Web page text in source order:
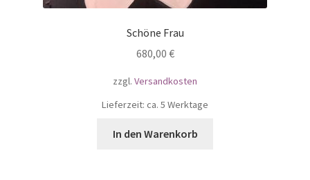
Schöne Frau
680,00 €
zzgl. Versandkosten
Lieferzeit: ca. 5 Werktage
In den Warenkorb